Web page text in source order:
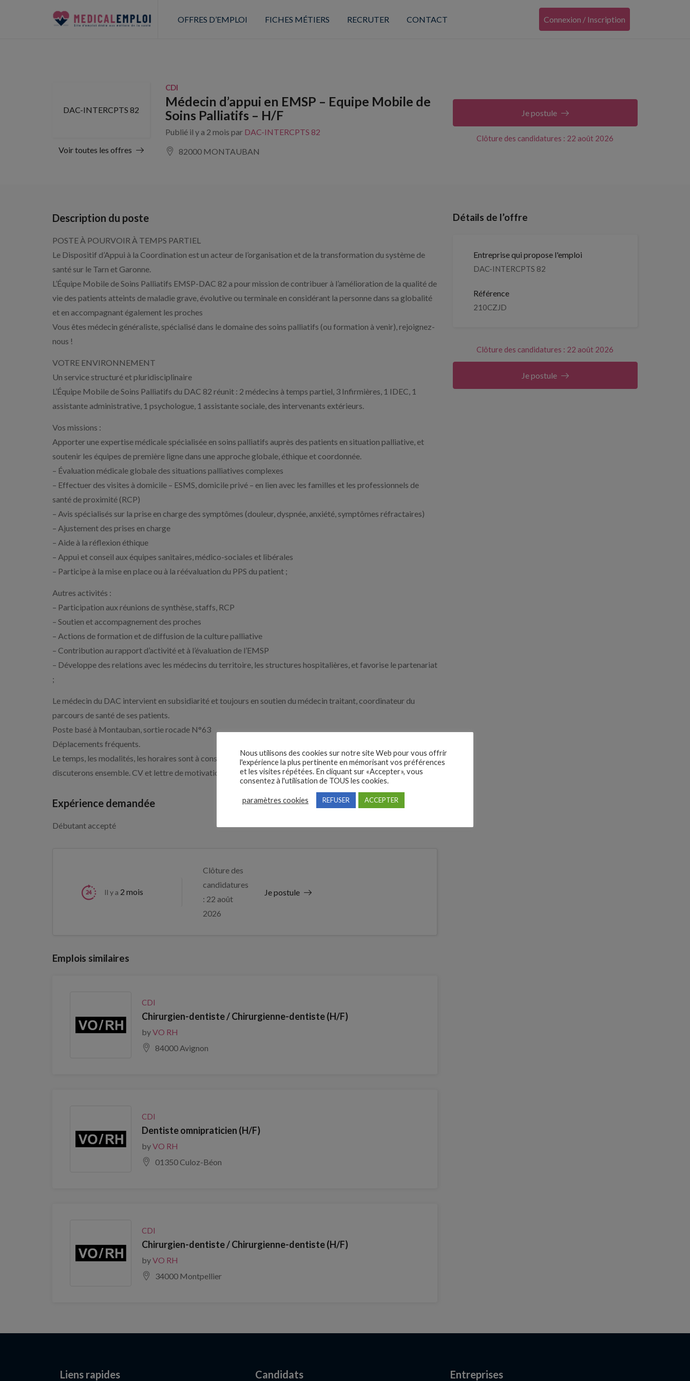
OFFRES D’EMPLOI FICHES MÉTIERS RECRUTER CONTACT Connexion / Inscription
DAC-INTERCPTS 82
Voir toutes les offres
CDI
Médecin d’appui en EMSP – Equipe Mobile de
Soins Palliatifs – H/F
Publié il y a 2 mois par DAC-INTERCPTS 82
82000 MONTAUBAN
Clôture des candidatures : 22 août 2026
Je postule
Description du poste
POSTE À POURVOIR À TEMPS PARTIEL
Le Dispositif d’Appui à la Coordination est un acteur de l’organisation et de la transformation du système de
santé sur le Tarn et Garonne.
L’Équipe Mobile de Soins Palliatifs EMSP-DAC 82 a pour mission de contribuer à l’amélioration de la qualité de
vie des patients atteints de maladie grave, évolutive ou terminale en considérant la personne dans sa globalité
et en accompagnant également les proches
Vous êtes médecin généraliste, spécialisé dans le domaine des soins palliatifs (ou formation à venir), rejoignez-
nous !
VOTRE ENVIRONNEMENT
Un service structuré et pluridisciplinaire
L’Équipe Mobile de Soins Palliatifs du DAC 82 réunit : 2 médecins à temps partiel, 3 Infirmières, 1 IDEC, 1
assistante administrative, 1 psychologue, 1 assistante sociale, des intervenants extérieurs.
Vos missions :
Apporter une expertise médicale spécialisée en soins palliatifs auprès des patients en situation palliative, et
soutenir les équipes de première ligne dans une approche globale, éthique et coordonnée.
– Évaluation médicale globale des situations palliatives complexes
– Effectuer des visites à domicile – ESMS, domicile privé – en lien avec les familles et les professionnels de
santé de proximité (RCP)
– Avis spécialisés sur la prise en charge des symptômes (douleur, dyspnée, anxiété, symptômes réfractaires)
– Ajustement des prises en charge
– Aide à la réflexion éthique
– Appui et conseil aux équipes sanitaires, médico-sociales et libérales
– Participe à la mise en place ou à la réévaluation du PPS du patient ;
Autres activités :
– Participation aux réunions de synthèse, staffs, RCP
– Soutien et accompagnement des proches
– Actions de formation et de diffusion de la culture palliative
– Contribution au rapport d’activité et à l’évaluation de l’EMSP
– Développe des relations avec les médecins du territoire, les structures hospitalières, et favorise le partenariat
;
Le médecin du DAC intervient en subsidiarité et toujours en soutien du médecin traitant, coordinateur du
parcours de santé de ses patients.
Poste basé à Montauban, sortie rocade N°63
Déplacements fréquents.
Le temps, les modalités, les horaires sont à construire avec vous. Transmettez votre candidature, nous en
discuterons ensemble. CV et lettre de motivation
Expérience demandée
Débutant accepté
Il y a 2 mois
Clôture des
candidatures
: 22 août
2026
Je postule
Emplois similaires
CDI
Chirurgien-dentiste / Chirurgienne-dentiste (H/F)
byVO RH
84000 Avignon
CDI
Dentiste omnipraticien (H/F)
byVO RH
01350 Culoz-Béon
CDI
Chirurgien-dentiste / Chirurgienne-dentiste (H/F)
byVO RH
34000 Montpellier
Détails de l’offre
Entreprise qui propose l'emploi
DAC-INTERCPTS 82
Référence
210CZJD
Clôture des candidatures : 22 août 2026
Je postule
Liens rapides Candidats Entreprises
Nous utilisons des cookies sur notre site Web pour vous offrir
l'expérience la plus pertinente en mémorisant vos préférences
et les visites répétées. En cliquant sur «Accepter», vous
consentez à l'utilisation de TOUS les cookies.
paramètres cookies REFUSER ACCEPTER